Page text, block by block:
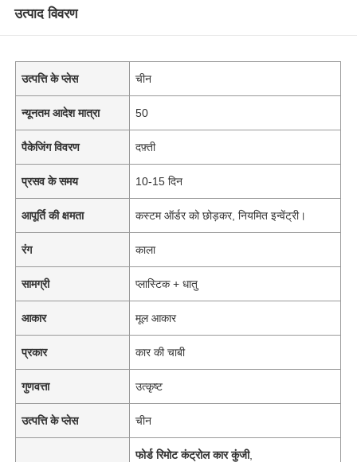
उत्पाद विवरण
उत्पत्ति के प्लेस चीन
न्यूनतम आदेश मात्रा 50
पैकेजिंग विवरण दफ़्ती
प्रसव के समय 10-15 दिन
आपूर्ति की क्षमता कस्टम ऑर्डर को छोड़कर, नियमित इन्वेंट्री।
रंग काला
सामग्री प्लास्टिक + धातु
आकार मूल आकार
प्रकार कार की चाबी
गुणवत्ता उत्कृष्ट
उत्पत्ति के प्लेस चीन
फोर्ड रिमोट कंट्रोल कार कुंजी,